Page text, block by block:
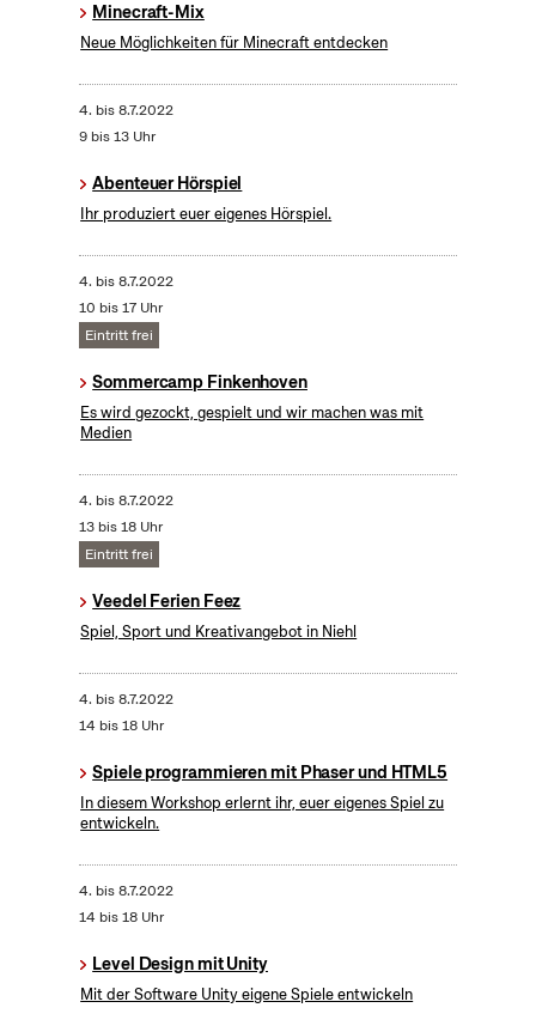
Minecraft-Mix
Neue Möglichkeiten für Minecraft entdecken
4. bis8.7.2022
9 bis 13 Uhr
Abenteuer Hörspiel
Ihr produziert euer eigenes Hörspiel.
4. bis8.7.2022
10 bis 17 Uhr
Eintritt frei
Sommercamp Finkenhoven
Es wird gezockt, gespielt und wir machen was mit
Medien
4. bis8.7.2022
13 bis 18 Uhr
Eintritt frei
Veedel Ferien Feez
Spiel, Sport und Kreativangebot in Niehl
4. bis8.7.2022
14 bis 18 Uhr
Spiele programmieren mit Phaser und HTML5
In diesem Workshop erlernt ihr, euer eigenes Spiel zu
entwickeln.
4. bis8.7.2022
14 bis 18 Uhr
Level Design mit Unity
Mit der Software Unity eigene Spiele entwickeln